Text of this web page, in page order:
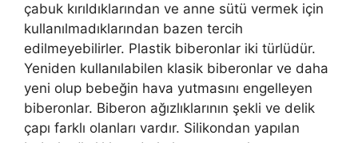
çabuk kırıldıklarından ve anne sütü vermek için
kullanılmadıklarından bazen tercih
edilmeyebilirler. Plastik biberonlar iki türlüdür.
Yeniden kullanılabilen klasik biberonlar ve daha
yeni olup bebeğin hava yutmasını engelleyen
biberonlar. Biberon ağızlıklarının şekli ve delik
çapı farklı olanları vardır. Silikondan yapılan